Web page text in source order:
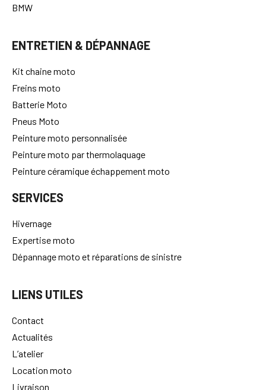
BMW
ENTRETIEN & DÉPANNAGE
Kit chaine moto
Freins moto
Batterie Moto
Pneus Moto
Peinture moto personnalisée
Peinture moto par thermolaquage
Peinture céramique échappement moto
SERVICES
Hivernage
Expertise moto
Dépannage moto et réparations de sinistre
LIENS UTILES
Contact
Actualités
L’atelier
Location moto
Livraison